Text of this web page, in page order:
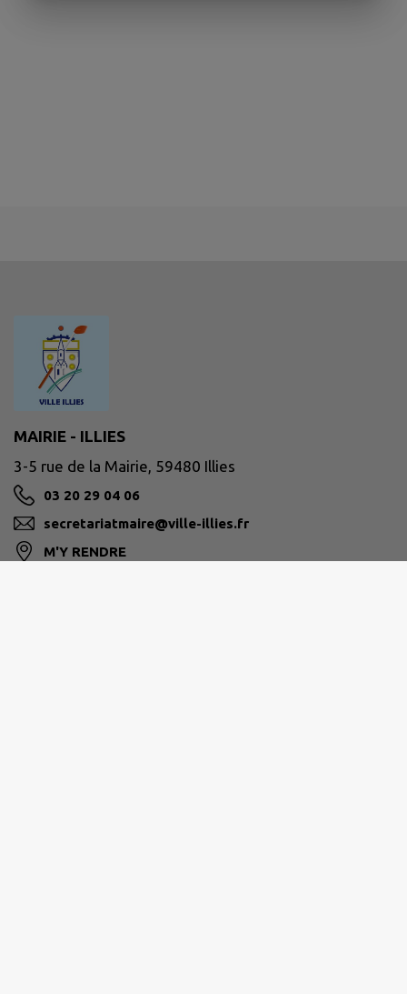
MAIRIE - ILLIES
3-5 rue de la Mairie, 59480 Illies
03 20 29 04 06
secretariatmaire@ville-illies.fr
M'Y RENDRE